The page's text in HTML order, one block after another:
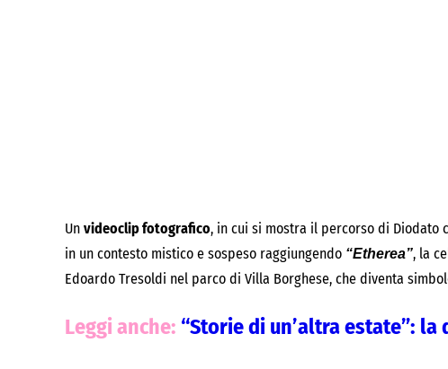
Un videoclip fotografico, in cui si mostra il percorso di Diodato
in un contesto mistico e sospeso raggiungendo “Etherea”, la
Edoardo Tresoldi nel parco di Villa Borghese, che diventa
Leggi anche: “Storie di un’altra estate”: la